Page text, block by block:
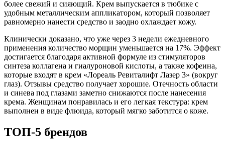
более свежий и сияющий. Крем выпускается в тюбике с
удобным металлическим аппликатором, который позволяет
равномерно нанести средство и заодно охлаждает кожу.
Клинически доказано, что уже через 3 недели ежедневного
применения количество морщин уменьшается на 17%. Эффект
достигается благодаря активной формуле из стимуляторов
синтеза коллагена и гиалуроновой кислоты, а также кофеина,
которые входят в крем «Лореаль Ревиталифт Лазер 3» (вокруг
глаз). Отзывы средство получает хорошие. Отечность области
и синева под глазами заметно снижаются после нанесения
крема. Женщинам понравилась и его легкая текстура: крем
выполнен в виде флюида, который мягко заботится о коже.
ТОП-5 брендов